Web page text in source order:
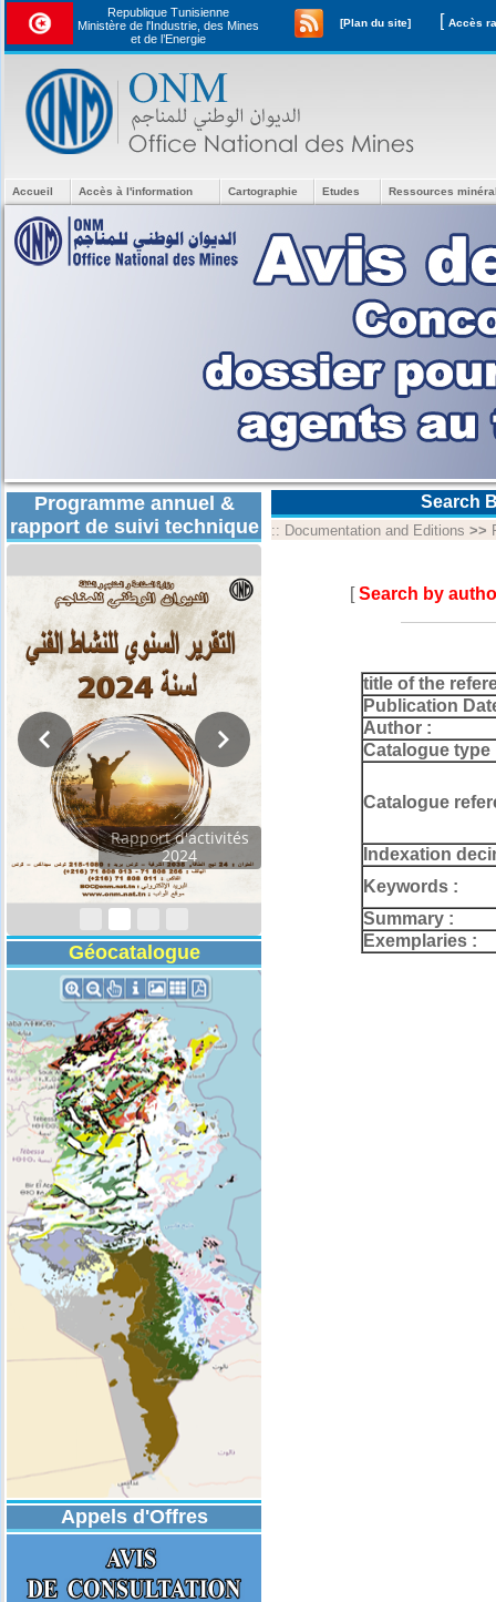
Republique Tunisienne
Ministère de l'Industrie, des Mines
et de l’Energie
[Plan du site] [
Accueil Accès à l'information Cartographie Etudes Ressources
Programme annuel &
rapport de suivi technique
Rapport d'activités
2024
Géocatalogue
Appels d'Offres
Search
:: Documentation and Editions >>
[Search by
title of the
Publication
Author :
Catalogue type
Catalogue
Indexation
Keywords :
Summary :
Exemplaries :